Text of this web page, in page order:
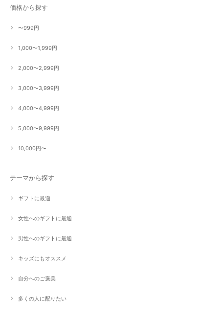
価格から探す
〜999円
1,000〜1,999円
2,000〜2,999円
3,000〜3,999円
4,000〜4,999円
5,000〜9,999円
10,000円〜
テーマから探す
ギフトに最適
女性へのギフトに最適
男性へのギフトに最適
キッズにもオススメ
自分へのご褒美
多くの人に配りたい